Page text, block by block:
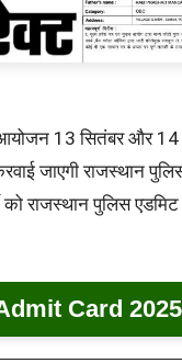
13 सितंबर और
जाएगी राजस्थान
पुलिस एडमिट
Card